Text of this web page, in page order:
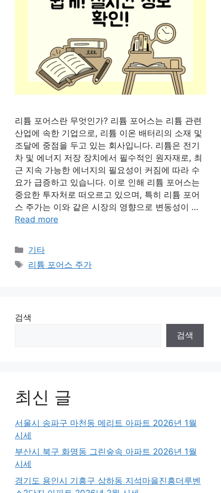
리튬 포어스란 무엇인가? 리튬 포어스는 리튬 관련
산업에 속한 기업으로, 리튬 이온 배터리의 소재 및
조달에 중점을 두고 있는 회사입니다. 리튬은 전기
차 및 에너지 저장 장치에서 필수적인 원자재로, 최
근 지속 가능한 에너지의 필요성이 커짐에 따라 수
요가 급증하고 있습니다. 이로 인해 리튬 포어스는
중요한 투자처로 떠오르고 있으며, 특히 리튬 포어
스 주가는 이와 같은 시장의 영향으로 변동성이 …
Read more
Categories
기타
Tags
리튬 포어스 주가
검색
검색
최신 글
서울시 송파구 마천동 메리트 아파트 2026년 1월
시세
부산시 북구 화명동 그린숲속 아파트 2026년 1월
시세
경기도 용인시 기흥구 상하동 지석마을진흥더루벤